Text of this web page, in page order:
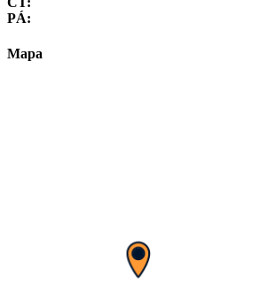
PÁ:
Mapa